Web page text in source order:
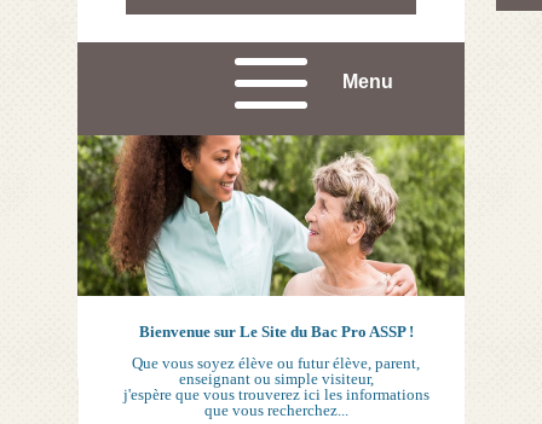
Menu
Bienvenue sur Le Site du Bac Pro ASSP !
Que vous soyez élève ou futur élève, parent,
enseignant ou simple visiteur,
j'espère que vous trouverez ici les informations
que vous recherchez...